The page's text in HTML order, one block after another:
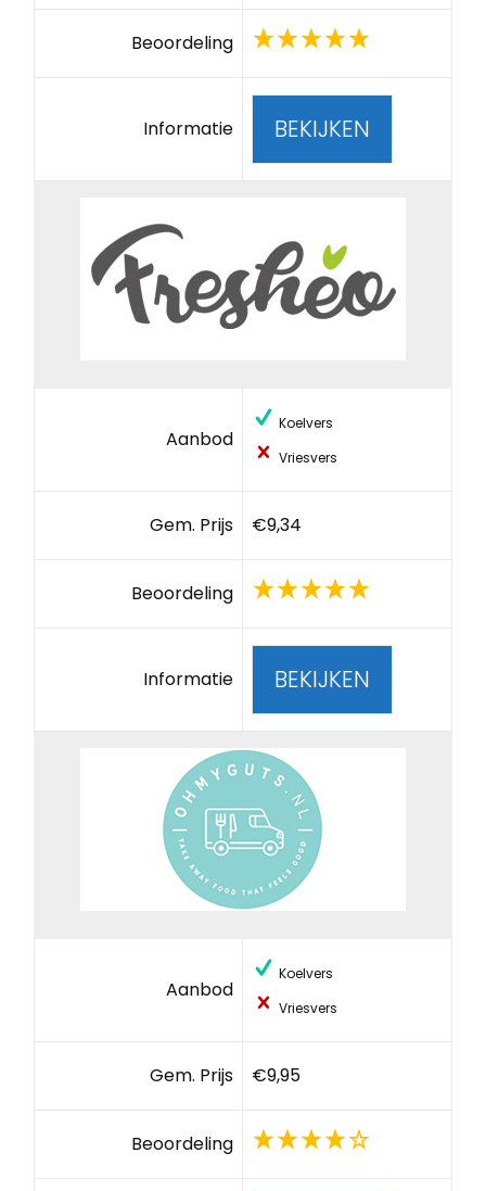
Beoordeling
Informatie BEKIJKEN
Aanbod
Koelvers
Vriesvers
Gem. Prijs €9,34
Beoordeling
Informatie BEKIJKEN
Aanbod
Koelvers
Vriesvers
Gem. Prijs €9,95
Beoordeling